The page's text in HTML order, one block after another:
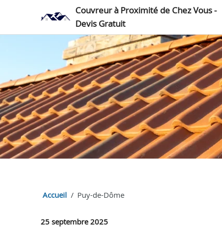
Couvreur à Proximité de Chez Vous -
Devis Gratuit
Accueil Puy-de-Dôme
25 septembre 2025